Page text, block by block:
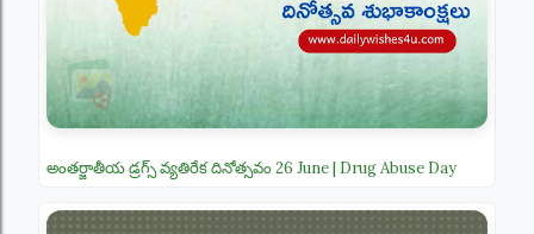
అంతర్జాతీయ డ్రగ్స్ వ్యతిరేక దినోత్సవం 26 June | Drug Abuse Day